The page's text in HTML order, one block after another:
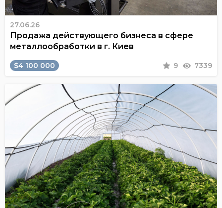
27.06.26
Продажа действующего бизнеса в сфере
металлообработки в г. Киев
$4 100 000 9 7339